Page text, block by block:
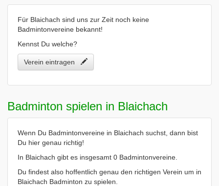
Für Blaichach sind uns zur Zeit noch keine
Badmintonvereine bekannt!
Kennst Du welche?
Verein eintragen
Badminton spielen in Blaichach
Wenn Du Badmintonvereine in Blaichach suchst, dann bist
Du hier genau richtig!
In Blaichach gibt es insgesamt 0 Badmintonvereine.
Du findest also hoffentlich genau den richtigen Verein um in
Blaichach Badminton zu spielen.